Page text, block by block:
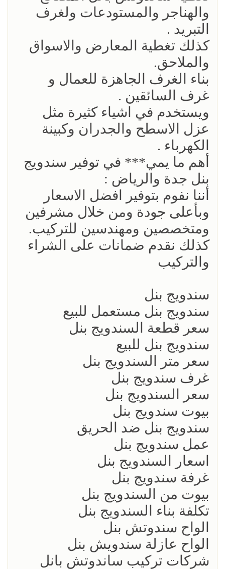
والهناجر والمستودعات ولغرف
التبريد .
كذلك تغطية المعارض والاسواق
والملاحق.
بناء الغرف الجاهزة للعمال و
غرف السائقين .
ويستخدم في اشياء كثيرة مثل
عزل الاسطح والجدران وكبينة
الكهرباء .
أهم ما يمي*** في توفير سندويج
بنل جدة والرياض :
أننا نفوم بتوفير افضل الاسعار
وبأعلى جودة ومن خلال مشرفين
ومتخصصين ومهندسين للتركيب.
كذلك نقدم ضمانات على الشراء
والتركيب
سندويج بنل
سندويج بنل مستعمل للبيع
سعر قطعة السندويج بنل
سندويج بنل للبيع
سعر متر السندويج بنل
غرف سندويج بنل
سعر السندويج بنل
بيوت سندويج بنل
سندويج بنل ضد الحريق
عمل سندويج بنل
اسعار السندويج بنل
غرفة سندويج بنل
بيوت من السندويج بنل
تكلفة بناء السندويج بنل
الواح سندوتش بنل
الواح عازلة سندويش بنل
شركات تركيب ساندوتش بانل